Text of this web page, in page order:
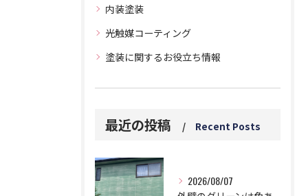
内装塗装
光触媒コーティング
塗装に関するお役立ち情報
最近の投稿 Recent Posts
2026/08/07